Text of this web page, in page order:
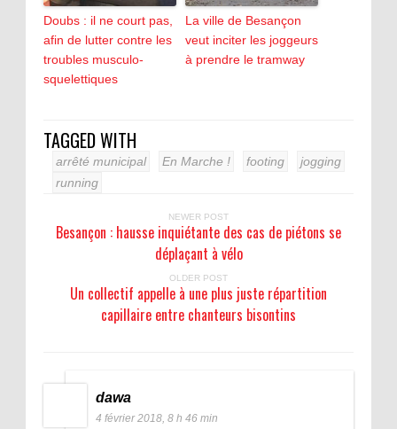
Doubs : il ne court pas,
afin de lutter contre les
troubles musculo-
squelettiques
La ville de Besançon
veut inciter les joggeurs
à prendre le tramway
TAGGED WITH
arrêté municipal En Marche ! footing
jogging
running
NEWER POST
Besançon : hausse inquiétante des cas de piétons se
déplaçant à vélo
OLDER POST
Un collectif appelle à une plus juste répartition
capillaire entre chanteurs bisontins
dawa
4 février 2018, 8 h 46 min